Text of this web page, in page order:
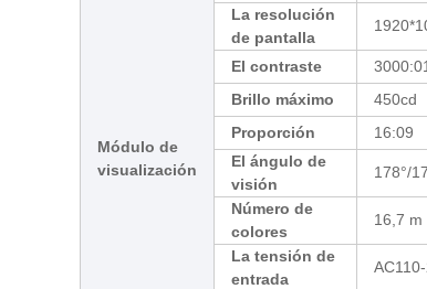
Módulo de
visualización
La resolución
de pantalla
El contraste
Brillo máximo
450cd
Proporción
16:09
El ángulo de
visión
178°/
Número de
colores
16,7 m
La tensión de
entrada